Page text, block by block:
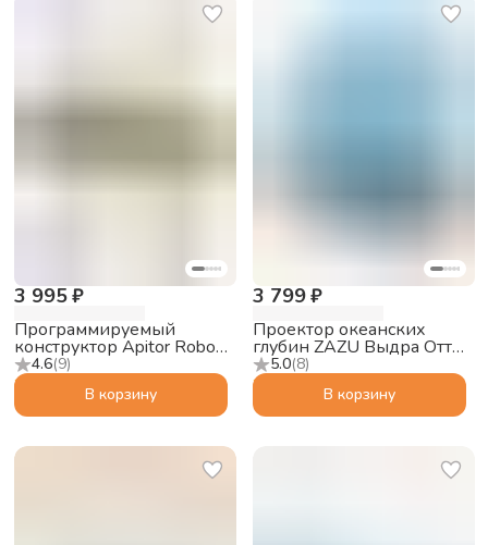
4.6(9)
3 995 ₽
Программируемый
конструктор Apitor Robot
Q 20в1
В корзину
5.0(8)
3 799 ₽
Проектор океанских
глубин ZAZU Выдра Отто
для малышей
В корзину